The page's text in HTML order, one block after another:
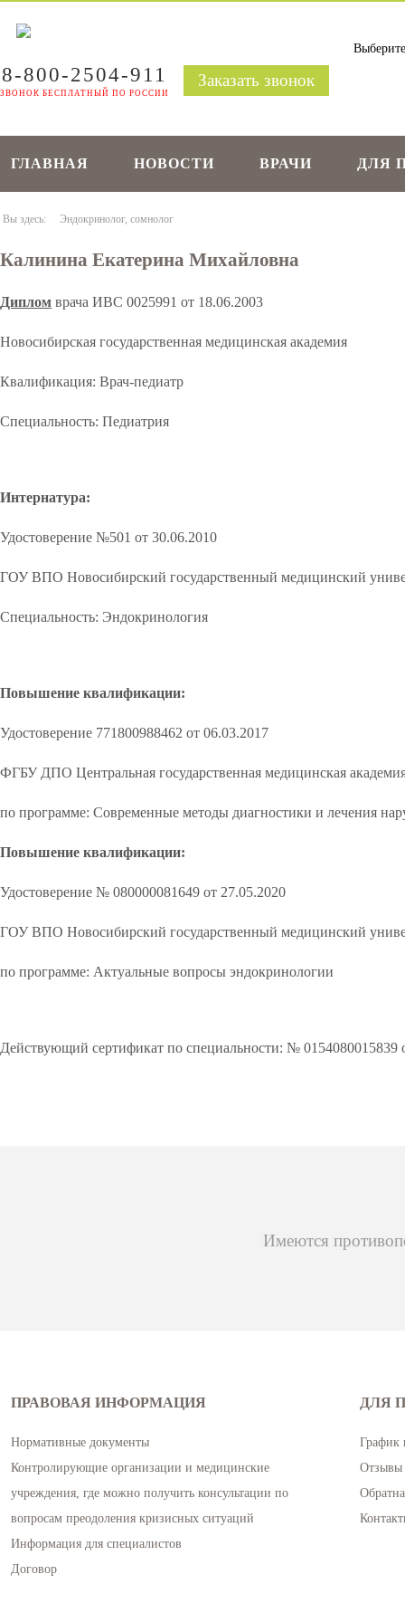
8-800-2504-911
ЗВОНОК БЕСПЛАТНЫЙ ПО РОССИИ
Заказать звонок
ГЛАВНАЯ НОВОСТИ ВРАЧИ ДЛЯ
Вы здесь: Эндокринолог, сомнолог
Калинина Екатерина Михайловна
Диплом врача ИВС 0025991 от 18.06.2003
Новосибирская государственная медицинская академия
Квалификация: Врач-педиатр
Специальность: Педиатрия
Интернатура:
Удостоверение №501 от 30.06.2010
ГОУ ВПО Новосибирский государственный медицинский
Специальность: Эндокринология
Повышение квалификации:
Удостоверение 771800988462 от 06.03.2017
ФГБУ ДПО Центральная государственная медицинская
по программе: Современные методы диагностики и лечения
Повышение квалификации:
Удостоверение № 080000081649 от 27.05.2020
ГОУ ВПО Новосибирский государственный медицинский
по программе: Актуальные вопросы эндокринологии
Действующий сертификат по специальности: № 0154080015839
Имеются
ПРАВОВАЯ ИНФОРМАЦИЯ
Нормативные документы
Контролирующие организации и медицинские
учреждения, где можно получить консультации по
вопросам преодоления кризисных ситуаций
Информация для специалистов
Договор
ДЛЯ
График
Отзывы